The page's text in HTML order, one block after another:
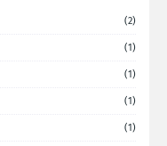
(2)
(1)
(1)
(1)
(1)